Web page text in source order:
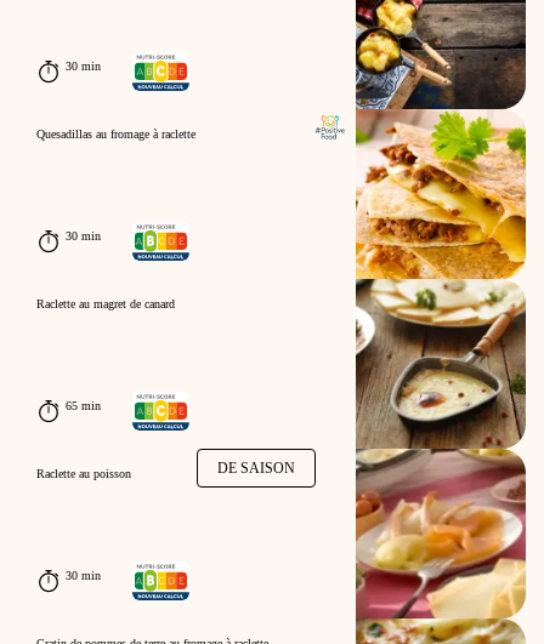
30 min
Quesadillas au fromage à raclette
30 min
Raclette au magret de canard
65 min
DE SAISON
Raclette au poisson
30 min